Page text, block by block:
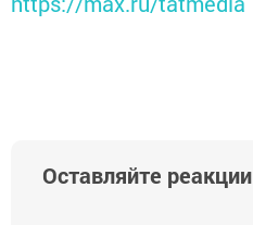
Оставляйте реакции